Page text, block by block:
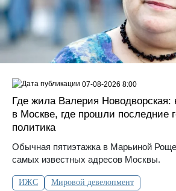
Где жила Валерия Новодворская:
в Москве, где прошли последние
политика
Обычная пятиэтажка в Марьиной
самых известных адресов Москвы.
ИЖС Мировой девелопмент
07-08-2026 8:00